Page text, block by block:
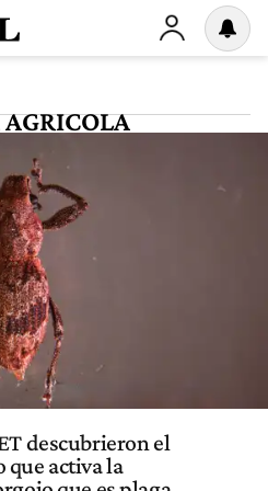
descubrieron el
que activa la